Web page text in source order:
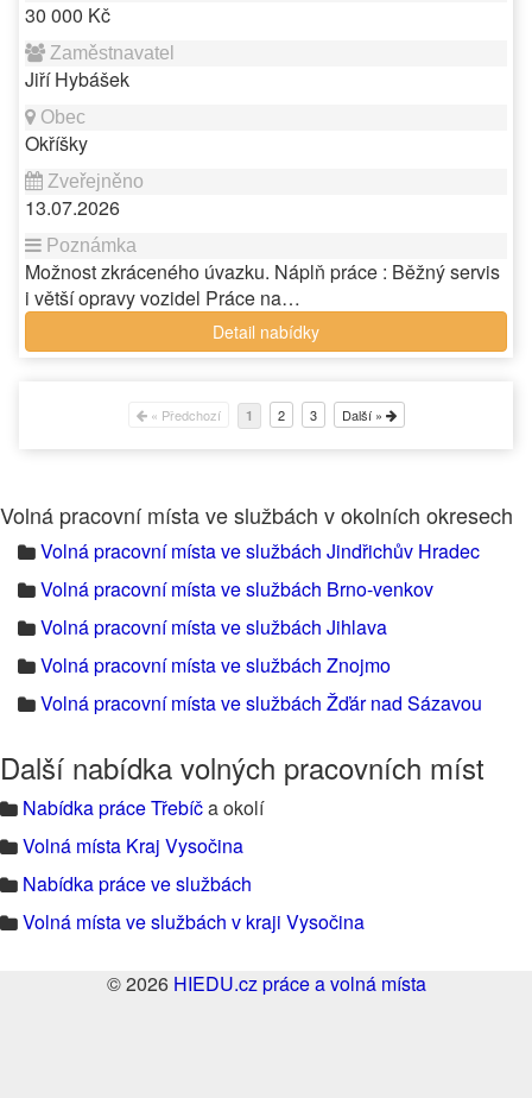
30 000 Kč
Jiří Hybášek
Okříšky
13.07.2026
Možnost zkráceného úvazku. Náplň práce : Běžný servis
i větší opravy vozidel Práce na…
Detail nabídky
« Předchozí 1 2 3 Další »
Volná pracovní místa ve službách v okolních okresech
Volná pracovní místa ve službách Jindřichův Hradec
Volná pracovní místa ve službách Brno-venkov
Volná pracovní místa ve službách Jihlava
Volná pracovní místa ve službách Znojmo
Volná pracovní místa ve službách Žďár nad Sázavou
Další nabídka volných pracovních míst
Nabídka práce Třebíča okolí
Volná místa Kraj Vysočina
Nabídka práce ve službách
Volná místa ve službách v kraji Vysočina
© 2026 HIEDU.cz práce a volná místa